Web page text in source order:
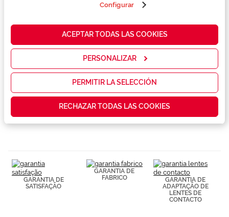
cómo mejorar
servicios y
las
que realmente
contenidos
personalizados
partir de tus
hábitos de
navegación
(por ejemplo,
Configurar
ACEPTAR TODAS LAS COOKIES
PERSONALIZAR
PERMITIR LA SELECCIÓN
RECHAZAR TODAS LAS COOKIES
Conselhos
Serviços exclusivos
GARANTIA DE
SATISFAÇÃO
GARANTIA DE
FABRICO
GARANTIA DE
ADAPTAÇÃO DE
LENTES DE
CONTACTO